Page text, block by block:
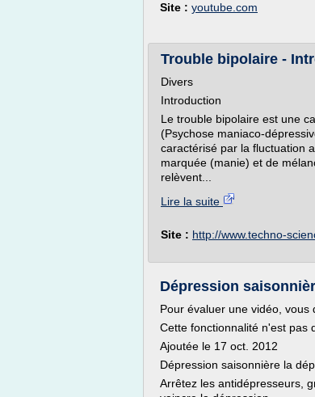
Site : youtube.com
Trouble bipolaire -
Divers
Introduction
Le trouble bipolaire est une
(Psychose maniaco-
caractérisé par la fluctuation
marquée (manie) et de
relèvent...
Lire la suite
Site : http://www.techno-
Dépression
Pour évaluer une vidéo, vous
Cette fonctionnalité n'est pas
Ajoutée le 17 oct. 2012
Dépression saisonnière la
Arrêtez les antidépresseurs,